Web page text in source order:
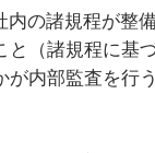
内の諸規程が整
と（諸規程に基
が内部監査を行